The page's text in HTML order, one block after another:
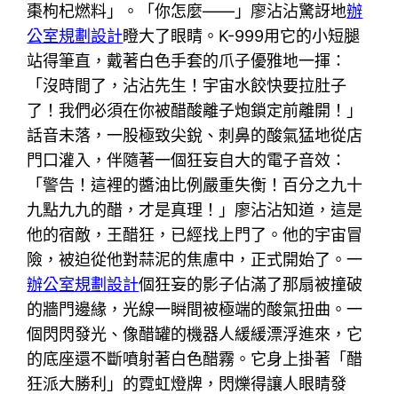
棗枸杞燃料」。「你怎麼——」廖沾沾驚訝地辦
公室規劃設計瞪大了眼睛。K-999用它的小短腿
站得筆直，戴著白色手套的爪子優雅地一揮：
「沒時間了，沾沾先生！宇宙水餃快要拉肚子
了！我們必須在你被醋酸離子炮鎖定前離開！」
話音未落，一股極致尖銳、刺鼻的酸氣猛地從店
門口灌入，伴隨著一個狂妄自大的電子音效：
「警告！這裡的醬油比例嚴重失衡！百分之九十
九點九九的醋，才是真理！」廖沾沾知道，這是
他的宿敵，王醋狂，已經找上門了。他的宇宙冒
險，被迫從他對蒜泥的焦慮中，正式開始了。一
辦公室規劃設計個狂妄的影子佔滿了那扇被撞破
的牆門邊緣，光線一瞬間被極端的酸氣扭曲。一
個閃閃發光、像醋罐的機器人緩緩漂浮進來，它
的底座還不斷噴射著白色醋霧。它身上掛著「醋
狂派大勝利」的霓虹燈牌，閃爍得讓人眼睛發